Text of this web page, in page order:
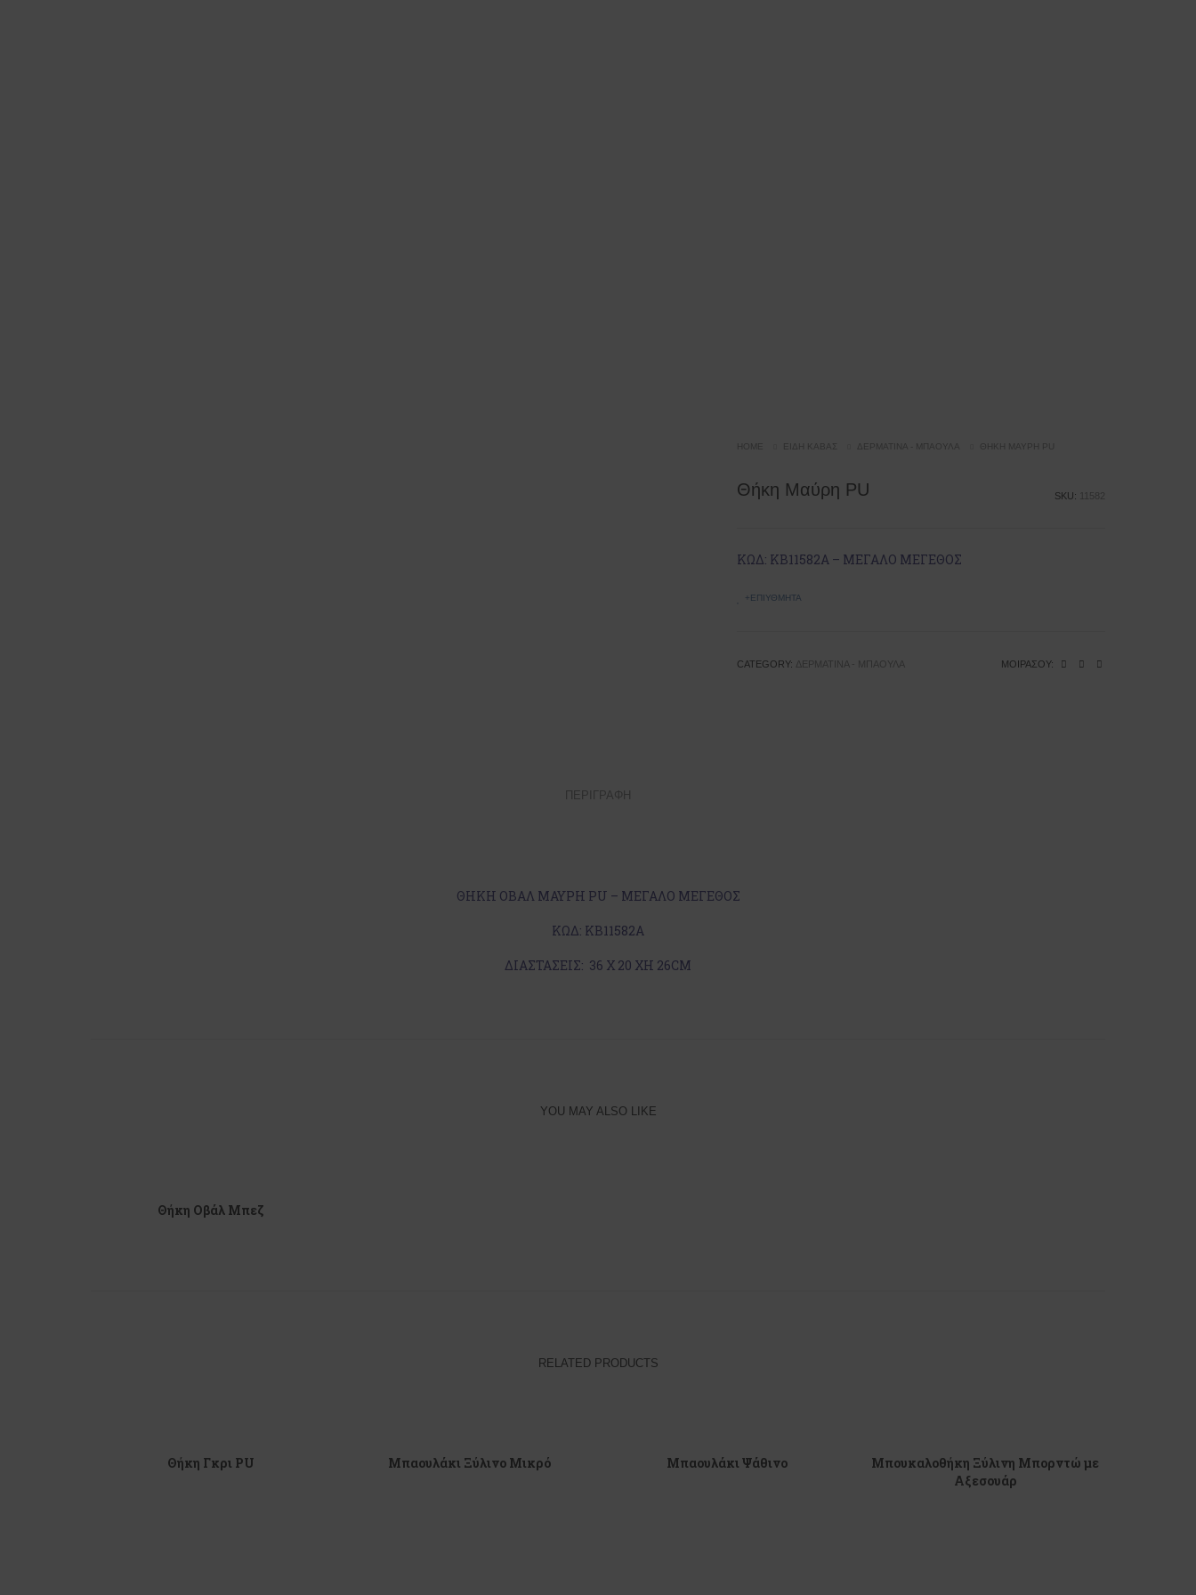
HOME ΕΊΔΗ ΚΆΒΑΣ ΔΕΡΜΆΤΙΝΑ - ΜΠΑΟΎΛΑ ΘΉΚΗ ΜΑΎΡΗ PU
Θήκη Μαύρη PU SKU: 11582
ΚΩΔ: ΚΒ11582Α – ΜΕΓΑΛΟ ΜΕΓΕΘΟΣ
+ΕΠΙΥΘΜΗΤΆ
CATEGORY: ΔΕΡΜΆΤΙΝΑ - ΜΠΑΟΎΛΑ ΜΟΙΡΆΣΟΥ:
ΠΕΡΙΓΡΑΦΉ
ΘΗΚΗ ΟΒΑΛ ΜΑΥΡΗ PU – ΜΕΓΑΛΟ ΜΕΓΕΘΟΣ
ΚΩΔ: ΚΒ11582Α
ΔΙΑΣΤΑΣΕΙΣ: 36 Χ 20 ΧΗ 26CM
YOU MAY ALSO LIKE
Θήκη Οβάλ Μπεζ
RELATED PRODUCTS
Θήκη Γκρι PU Μπαουλάκι Ξύλινο Μικρό Μπαουλάκι Ψάθινο
Μπουκαλοθήκη Ξύλινη Μπορντώ με
Αξεσουάρ